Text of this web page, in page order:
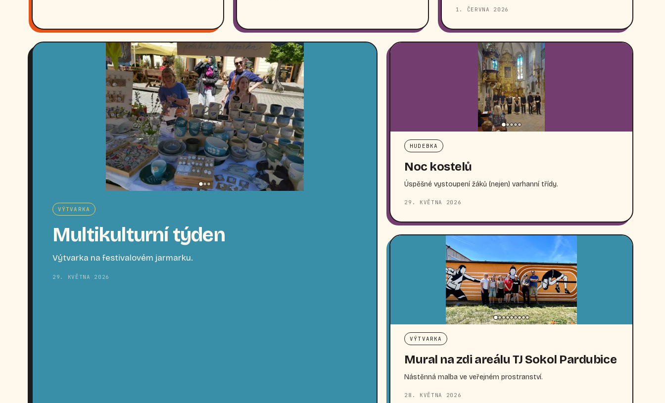
1. ČERVNA 2026
VÝTVARKA
Multikulturní týden
Výtvarka na festivalovém jarmarku.
29. KVĚTNA 2026
HUDEBKA
Noc kostelů
Úspěšné vystoupení žáků (nejen) varhanní třídy.
29. KVĚTNA 2026
VÝTVARKA
Mural na zdi areálu TJ Sokol Pardubice
Nástěnná malba ve veřejném prostranství.
28. KVĚTNA 2026